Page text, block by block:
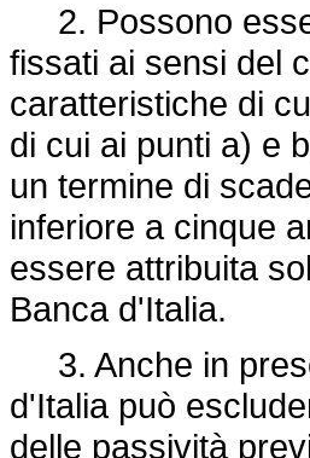
2. Possono
fissati ai sensi del
caratteristiche di
di cui ai punti a) e
un termine di
inferiore a cinque
essere attribuita
Banca d'Italia.
3. Anche in
d'Italia può
delle passività